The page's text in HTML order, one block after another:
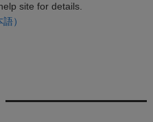
site for details.
）